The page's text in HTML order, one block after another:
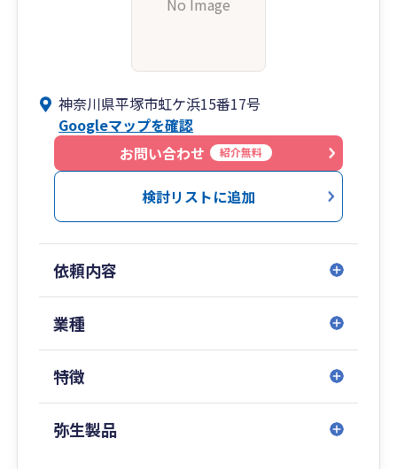
神奈川県平塚市虹ケ浜15番17号
Googleマップを確認
お問い合わせ
紹介無料
検討リストに追加
依頼内容
業種
特徴
弥生製品